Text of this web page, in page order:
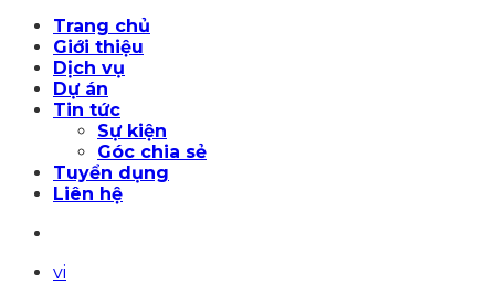
Trang chủ
Giới thiệu
Dịch vụ
Dự án
Tin tức
Sự kiện
Góc chia sẻ
Tuyển dụng
Liên hệ
vi